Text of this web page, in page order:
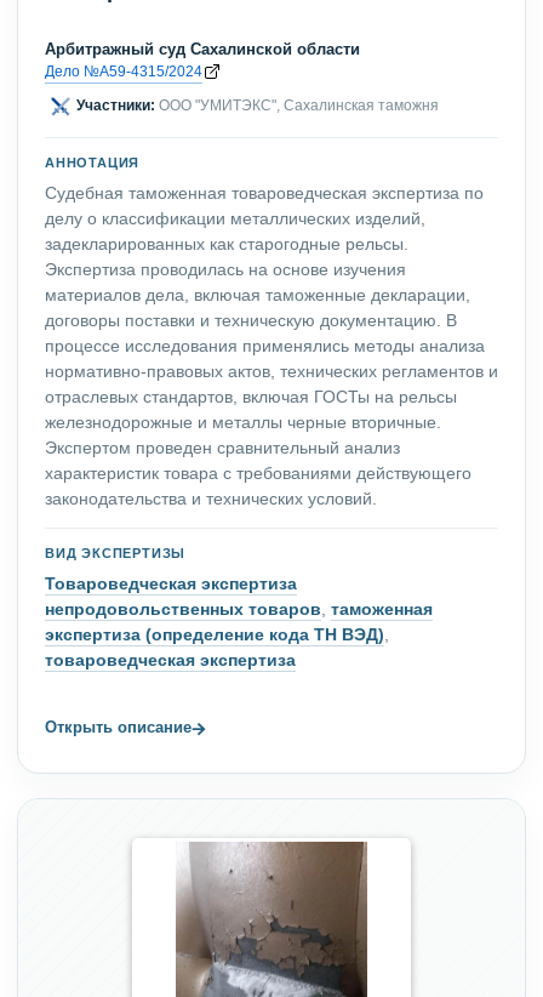
Арбитражный суд Сахалинской области
Дело №А59-4315/2024
Участники: ООО "УМИТЭКС", Сахалинская таможня
АННОТАЦИЯ
Судебная таможенная товароведческая экспертиза по
делу о классификации металлических изделий,
задекларированных как старогодные рельсы.
Экспертиза проводилась на основе изучения
материалов дела, включая таможенные декларации,
договоры поставки и техническую документацию. В
процессе исследования применялись методы анализа
нормативно-правовых актов, технических регламентов и
отраслевых стандартов, включая ГОСТы на рельсы
железнодорожные и металлы черные вторичные.
Экспертом проведен сравнительный анализ
характеристик товара с требованиями действующего
законодательства и технических условий.
ВИД ЭКСПЕРТИЗЫ
Товароведческая экспертиза
непродовольственных товаров, таможенная
экспертиза (определение кода ТН ВЭД),
товароведческая экспертиза
Открыть описание→